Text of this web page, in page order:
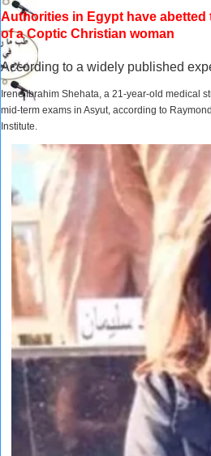
Authorities in Egypt have
of a Coptic Christian woman
According to a widely published
Irene Ibrahim Shehata, a 21-year-old medical
mid-term exams in Asyut, according to
Institute.